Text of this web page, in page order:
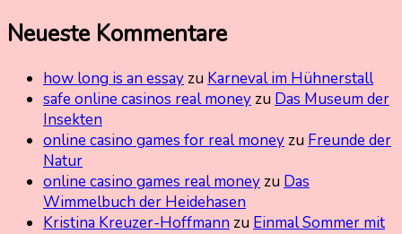
Neueste Kommentare
how long is an essayzu Karneval im Hühnerstall
safe online casinos real moneyzu Das Museum der
Insekten
online casino games for real moneyzu Freunde der
Natur
online casino games real moneyzu Das
Wimmelbuch der Heidehasen
Kristina Kreuzer-Hoffmannzu Einmal Sommer mit